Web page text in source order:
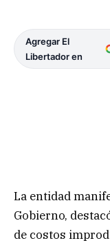
Agregar El
Libertador en
La entidad
Gobierno,
de costos